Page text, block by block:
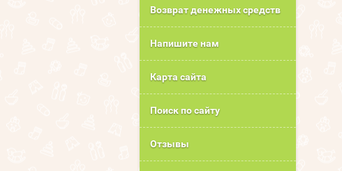
Возврат денежных средств
Напишите нам
Карта сайта
Поиск по сайту
Отзывы